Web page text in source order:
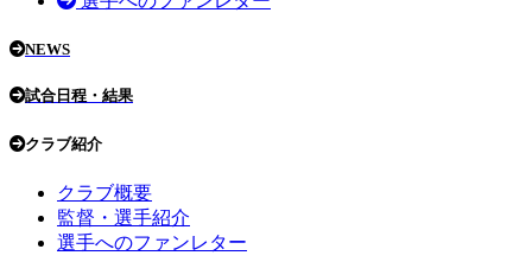
NEWS
試合日程・結果
クラブ紹介
クラブ概要
監督・選手紹介
選手へのファンレター